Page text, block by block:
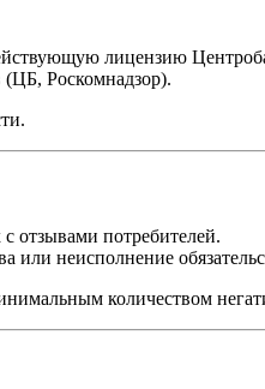
лицензию
(ЦБ, Роскомнадзор).
отзывами потребителей.
или неисполнение
количеством